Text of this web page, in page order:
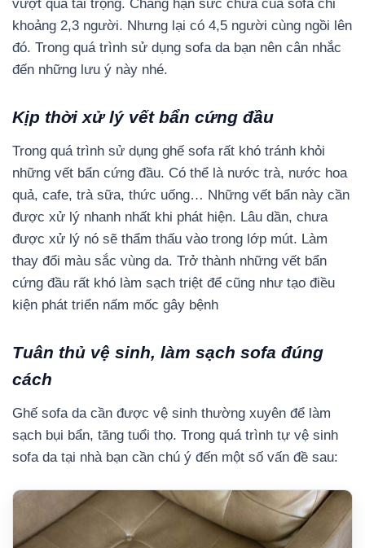
vượt quá tải trọng. Chẳng hạn sức chứa của sofa chỉ
khoảng 2,3 người. Nhưng lại có 4,5 người cùng ngồi lên
đó. Trong quá trình sử dụng sofa da bạn nên cân nhắc
đến những lưu ý này nhé.
Kịp thời xử lý vết bẩn cứng đầu
Trong quá trình sử dụng ghế sofa rất khó tránh khỏi
những vết bẩn cứng đầu. Có thể là nước trà, nước hoa
quả, cafe, trà sữa, thức uống… Những vết bẩn này cần
được xử lý nhanh nhất khi phát hiện. Lâu dần, chưa
được xử lý nó sẽ thẩm thấu vào trong lớp mút. Làm
thay đổi màu sắc vùng da. Trở thành những vết bẩn
cứng đầu rất khó làm sạch triệt để cũng như tạo điều
kiện phát triển nấm mốc gây bệnh
Tuân thủ vệ sinh, làm sạch sofa đúng
cách
Ghế sofa da cần được vệ sinh thường xuyên để làm
sạch bụi bẩn, tăng tuổi thọ. Trong quá trình tự vệ sinh
sofa da tại nhà bạn cần chú ý đến một số vấn đề sau: